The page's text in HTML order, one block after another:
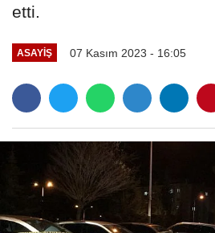
etti.
ASAYİŞ 07 Kasım 2023 - 16:05